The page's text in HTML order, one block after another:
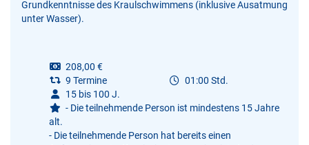
Grundkenntnisse des Kraulschwimmens (inklusive Ausatmung
unter Wasser).
208,00 €
9 Termine
01:00 Std.
15 bis 100 J.
- Die teilnehmende Person ist mindestens 15 Jahre
alt.
- Die teilnehmende Person hat bereits einen